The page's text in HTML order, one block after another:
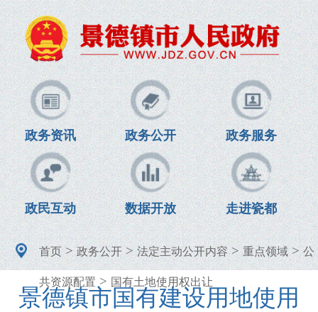
政务资讯 政务公开 政务服务
政民互动 数据开放 走进瓷都
首页>政务公开>法定主动公开内容>重点领域>公
共资源配置 > 国有土地使用权出让
景德镇市国有建设用地使用